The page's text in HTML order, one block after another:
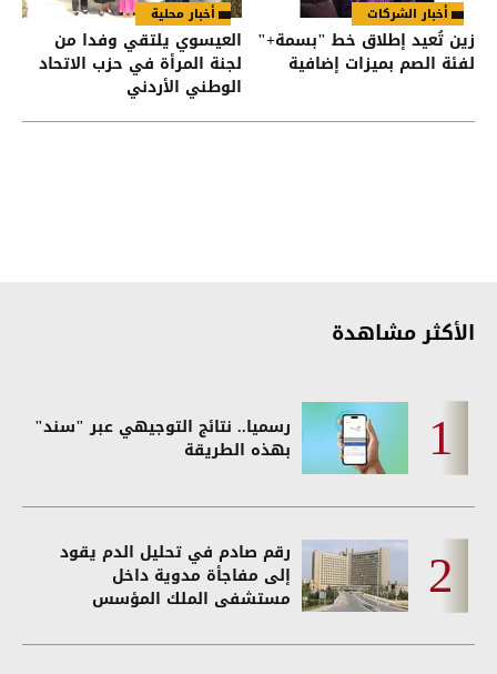
أخبار الشركات
زين تُعيد إطلاق خط "بسمة+"
لفئة الصم بميزات إضافية
أخبار محلية
العيسوي يلتقي وفدا من
لجنة المرأة في حزب الاتحاد
الوطني الأردني
الأكثر مشاهدة
رسميا.. نتائج التوجيهي عبر "سند"
بهذه الطريقة
رقم صادم في تحليل الدم يقود
إلى مفاجأة مدوية داخل
مستشفى الملك المؤسس